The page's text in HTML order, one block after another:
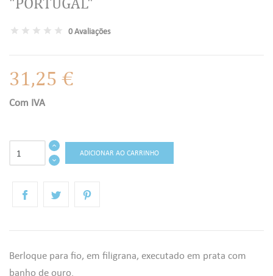
0 Avaliações
31,25 €
Com IVA
ADICIONAR AO CARRINHO
Berloque para fio, em filigrana, executado em prata com
banho de ouro.